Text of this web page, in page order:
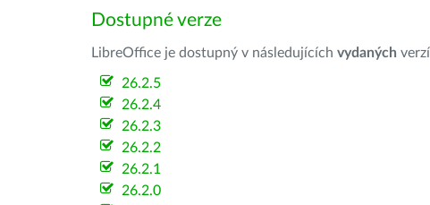
Dostupné verze
LibreOffice je dostupný v následujících vydaných
26.2.5
26.2.4
26.2.3
26.2.2
26.2.1
26.2.0